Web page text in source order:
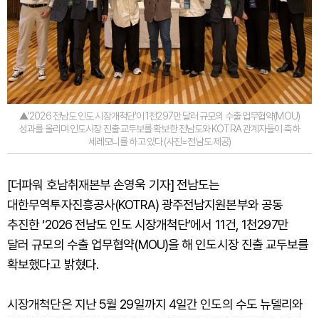
▲'2026 전남도 인도 시장개척단’이 1천297만 달러 규모의 수출 업무협약(MOU)
성과를 올리며 인도시장 진출 교두보를 확보한 전남도와 KOTRA 관계자들이 축하
세레모니를 하고 있다 (사진=전남도 제공)
[더파워 호남취재본부 손영욱 기자] 전남도는
대한무역투자진흥공사(KOTRA) 광주전남지원본부와 공동
추진한 ‘2026 전남도 인도 시장개척단’에서 11건, 1천297만
달러 규모의 수출 업무협약(MOU)을 해 인도시장 진출 교두보를
확보했다고 밝혔다.
시장개척단은 지난 5월 29일까지 4일간 인도의 수도 뉴델리와